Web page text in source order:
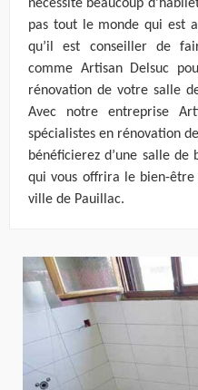
nécessite beaucoup
pas tout le monde qui est
qu’il est conseiller de
comme Artisan Delsuc
rénovation de votre salle
Avec notre entreprise
spécialistes en rénovation
bénéficierez d’une salle
qui vous offrira le bien-être
ville de Pauillac.